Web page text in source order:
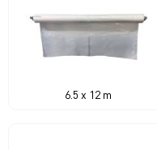
6.5 x 12 m